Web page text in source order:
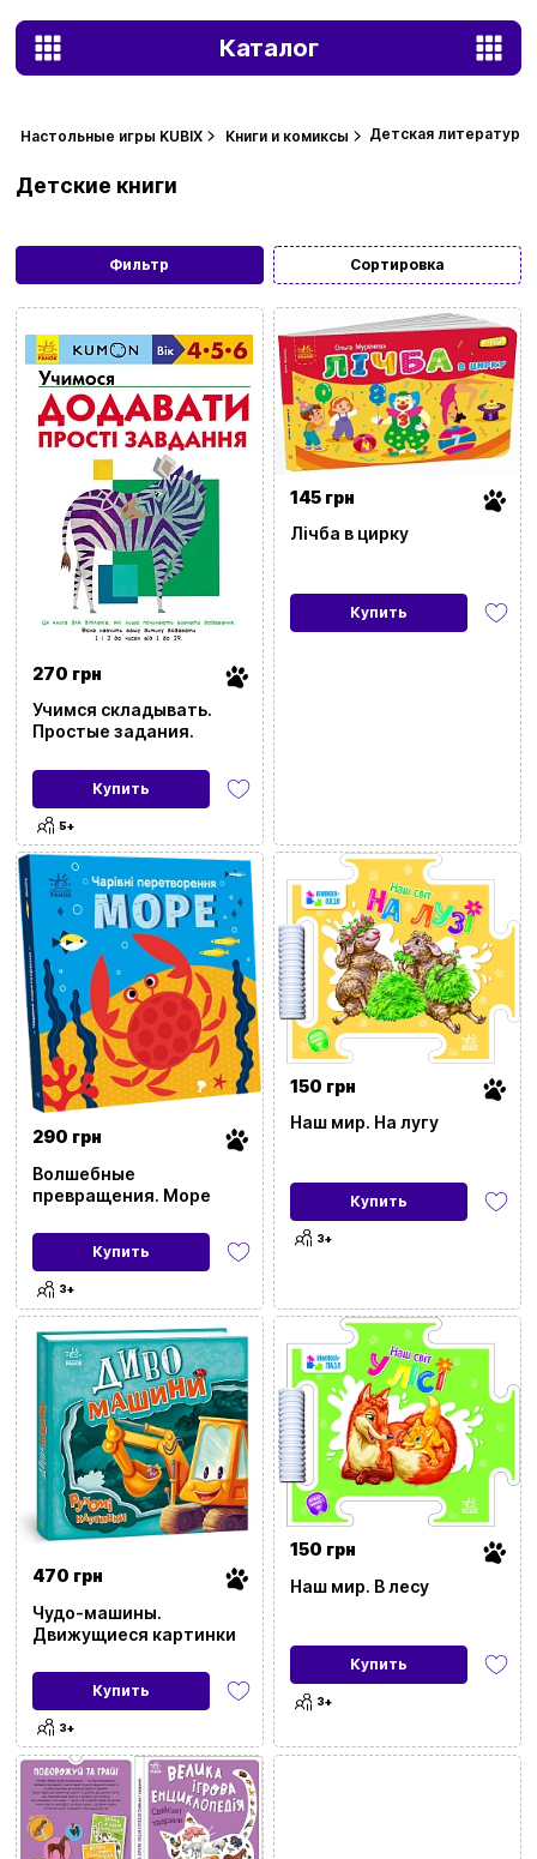
Каталог
Настольные игры KUBIX Книги и комиксы Детская литература
Фильтр Сортировка
Детские книги
270 грн
Учимся складывать.
Простые задания.
Купить
5+
145 грн
Лічба в цирку
Купить
290 грн
Волшебные
превращения. Море
Купить
3+
150 грн
Наш мир. На лугу
Купить
3+
470 грн
Чудо-машины.
Движущиеся картинки
Купить
3+
150 грн
Наш мир. В лесу
Купить
3+